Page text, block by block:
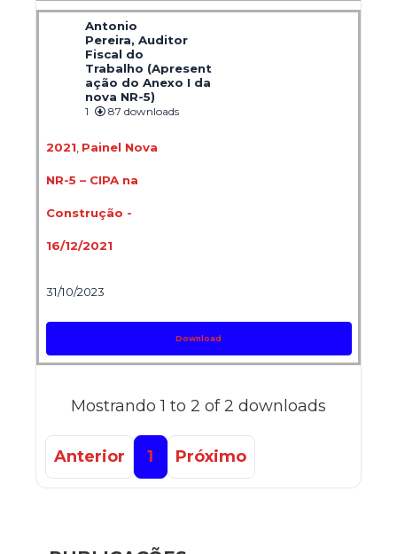
Antonio
Pereira, Auditor
Fiscal do
Trabalho (Apresent
ação do Anexo I da
nova NR-5)
1 87 downloads
2021, Painel Nova
NR-5 – CIPA na
Construção -
16/12/2021
31/10/2023
Download
Mostrando 1 to 2 of 2 downloads
Anterior 1 Próximo